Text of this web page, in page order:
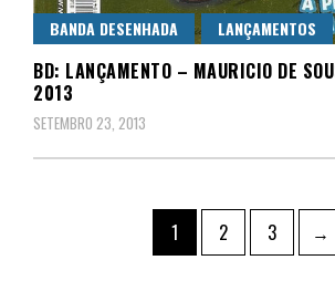
BANDA DESENHADA LANÇAMENTOS
BD: LANÇAMENTO – MAURICIO DE
2013
SETEMBRO 23, 2013
Page
1 Page
2 Page
3 →